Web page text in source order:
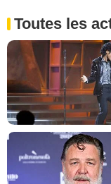
Toutes les